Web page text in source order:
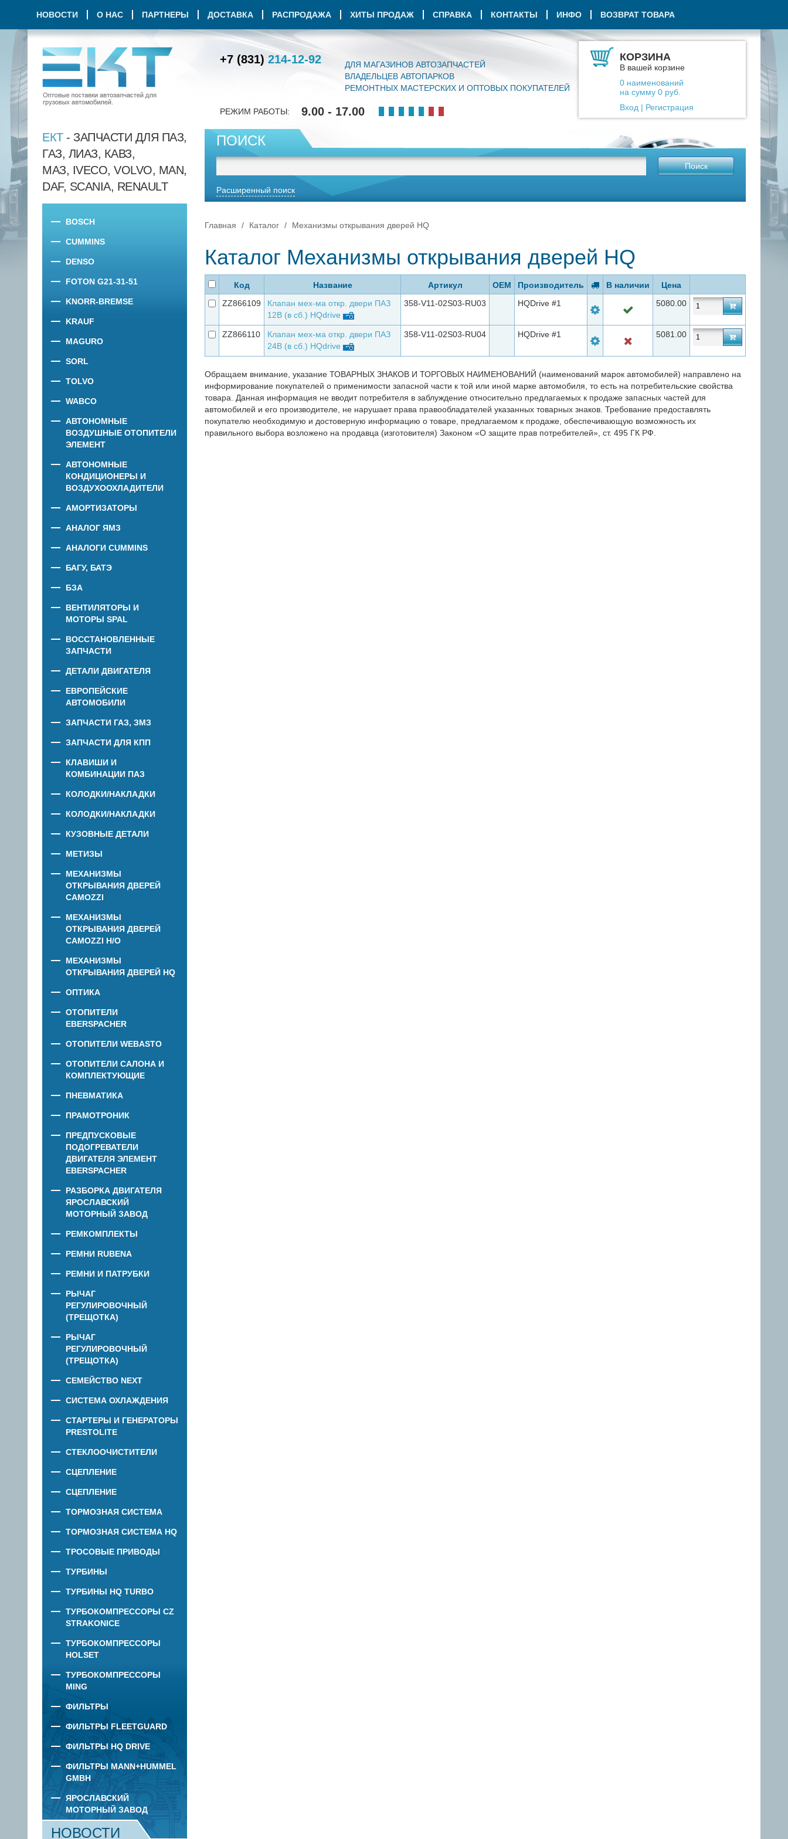
КОРЗИНА
В вашей корзине
0 наименований
на сумму 0 руб.
Вход | Регистрация
НОВОСТИ О НАС ПАРТНЕРЫ ДОСТАВКА РАСПРОДАЖА ХИТЫ ПРОДАЖ СПРАВКА КОНТАКТЫ ИНФО ВОЗВРАТ ТОВАРА
+7 (831) 214-12-92
ДЛЯ МАГАЗИНОВ АВТОЗАПЧАСТЕЙ
ВЛАДЕЛЬЦЕВ АВТОПАРКОВ
РЕМОНТНЫХ МАСТЕРСКИХ И ОПТОВЫХ ПОКУПАТЕЛЕЙ
РЕЖИМ РАБОТЫ:
9.00 - 17.00
ЕКТ- ЗАПЧАСТИ ДЛЯ ПАЗ,
ГАЗ, ЛИАЗ, КАВЗ,
МАЗ, IVECO, VOLVO, MAN,
DAF, SCANIA, RENAULT
BOSCH
CUMMINS
DENSO
FOTON G21-31-51
KNORR-BREMSE
KRAUF
MAGURO
SORL
TOLVO
WABCO
АВТОНОМНЫЕ
ВОЗДУШНЫЕ ОТОПИТЕЛИ
ЭЛЕМЕНТ
АВТОНОМНЫЕ
КОНДИЦИОНЕРЫ И
ВОЗДУХООХЛАДИТЕЛИ
АМОРТИЗАТОРЫ
АНАЛОГ ЯМЗ
АНАЛОГИ CUMMINS
БАГУ, БАТЭ
БЗА
ВЕНТИЛЯТОРЫ И
МОТОРЫ SPAL
ВОССТАНОВЛЕННЫЕ
ЗАПЧАСТИ
ДЕТАЛИ ДВИГАТЕЛЯ
ЕВРОПЕЙСКИЕ
АВТОМОБИЛИ
ЗАПЧАСТИ ГАЗ, ЗМЗ
ЗАПЧАСТИ ДЛЯ КПП
КЛАВИШИ И
КОМБИНАЦИИ ПАЗ
КОЛОДКИ/НАКЛАДКИ
КОЛОДКИ/НАКЛАДКИ
КУЗОВНЫЕ ДЕТАЛИ
МЕТИЗЫ
МЕХАНИЗМЫ
ОТКРЫВАНИЯ ДВЕРЕЙ
CAMOZZI
МЕХАНИЗМЫ
ОТКРЫВАНИЯ ДВЕРЕЙ
CAMOZZI Н/О
МЕХАНИЗМЫ
ОТКРЫВАНИЯ ДВЕРЕЙ HQ
ОПТИКА
ОТОПИТЕЛИ
EBERSPACHER
ОТОПИТЕЛИ WEBASTO
ОТОПИТЕЛИ САЛОНА И
КОМПЛЕКТУЮЩИЕ
ПНЕВМАТИКА
ПРАМОТРОНИК
ПРЕДПУСКОВЫЕ
ПОДОГРЕВАТЕЛИ
ДВИГАТЕЛЯ ЭЛЕМЕНТ
EBERSPACHER
РАЗБОРКА ДВИГАТЕЛЯ
ЯРОСЛАВСКИЙ
МОТОРНЫЙ ЗАВОД
РЕМКОМПЛЕКТЫ
РЕМНИ RUBENA
РЕМНИ И ПАТРУБКИ
РЫЧАГ
РЕГУЛИРОВОЧНЫЙ
(ТРЕЩОТКА)
РЫЧАГ
РЕГУЛИРОВОЧНЫЙ
(ТРЕЩОТКА)
СЕМЕЙСТВО NEXT
СИСТЕМА ОХЛАЖДЕНИЯ
СТАРТЕРЫ И ГЕНЕРАТОРЫ
PRESTOLITE
СТЕКЛООЧИСТИТЕЛИ
СЦЕПЛЕНИЕ
СЦЕПЛЕНИЕ
ТОРМОЗНАЯ СИСТЕМА
ТОРМОЗНАЯ СИСТЕМА HQ
ТРОСОВЫЕ ПРИВОДЫ
ТУРБИНЫ
ТУРБИНЫ HQ TURBO
ТУРБОКОМПРЕССОРЫ CZ
STRAKONICE
ТУРБОКОМПРЕССОРЫ
HOLSET
ТУРБОКОМПРЕССОРЫ
MING
ФИЛЬТРЫ
ФИЛЬТРЫ FLEETGUARD
ФИЛЬТРЫ HQ DRIVE
ФИЛЬТРЫ MANN+HUMMEL
GMBH
ЯРОСЛАВСКИЙ
МОТОРНЫЙ ЗАВОД
НОВОСТИ
ПОИСК
Поиск
Расширенный поиск
Главная Каталог Механизмы открывания дверей HQ
Каталог Механизмы открывания дверей HQ
Код Название Артикул ОЕМ Производитель В наличии
Цена
ZZ866109
Клапан мех-ма откр. двери ПАЗ
12В (в сб.) HQdrive
358-V11-02S03-RU03 HQDrive #1 5080.00
ZZ866110
Клапан мех-ма откр. двери ПАЗ
24В (в сб.) HQdrive
358-V11-02S03-RU04 HQDrive #1 5081.00
Обращаем внимание, указание ТОВАРНЫХ ЗНАКОВ И ТОРГОВЫХ НАИМЕНОВАНИЙ (наименований марок автомобилей) направлено на
информирование покупателей о применимости запасной части к той или иной марке автомобиля, то есть на потребительские свойства
товара. Данная информация не вводит потребителя в заблуждение относительно предлагаемых к продаже запасных частей для
автомобилей и его производителе, не нарушает права правообладателей указанных товарных знаков. Требование предоставлять
покупателю необходимую и достоверную информацию о товаре, предлагаемом к продаже, обеспечивающую возможность их
правильного выбора возложено на продавца (изготовителя) Законом «О защите прав потребителей», ст. 495 ГК РФ.